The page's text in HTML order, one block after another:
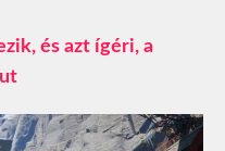
és azt ígéri, a